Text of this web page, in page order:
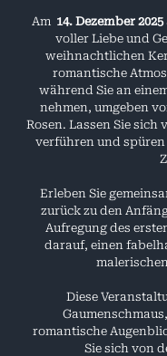
Am 14. Dezember
voller Liebe und
weihnachtlichen
romantische
während Sie an
nehmen, umgeben
Rosen. Lassen Sie
verführen und spüren
Erleben Sie
zurück zu den
Aufregung des
darauf, einen
Diese
romantische
Sie sich von